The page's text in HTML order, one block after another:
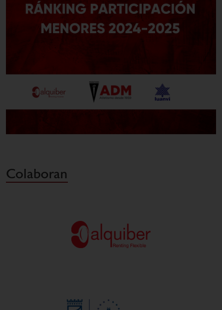
Colaboran